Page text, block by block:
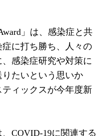
」は、感染症と共
に打ち勝ち、人々の
感染症研究や対策に
たいという思いか
ィックスが今年度新
COVID-19に関連する